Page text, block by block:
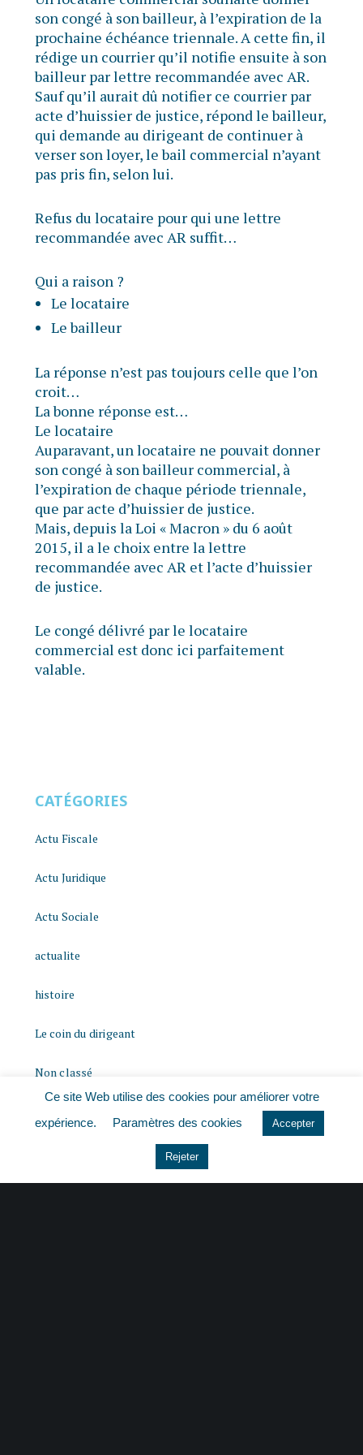
son congé à son bailleur, à l’expiration de la
prochaine échéance triennale. A cette fin, il
rédige un courrier qu’il notifie ensuite à son
bailleur par lettre recommandée avec AR.
Sauf qu’il aurait dû notifier ce courrier par
acte d’huissier de justice, répond le bailleur,
qui demande au dirigeant de continuer à
verser son loyer, le bail commercial n’ayant
pas pris fin, selon lui.
Refus du locataire pour qui une lettre
recommandée avec AR suffit…
Qui a raison ?
Le locataire
Le bailleur
La réponse n’est pas toujours celle que l’on
croit…
La bonne réponse est…
Le locataire
Auparavant, un locataire ne pouvait donner
son congé à son bailleur commercial, à
l’expiration de chaque période triennale,
que par acte d’huissier de justice.
Mais, depuis la Loi « Macron » du 6 août
2015, il a le choix entre la lettre
recommandée avec AR et l’acte d’huissier
de justice.
Le congé délivré par le locataire
commercial est donc ici parfaitement
valable.
CATÉGORIES
Actu Fiscale
Actu Juridique
Actu Sociale
actualite
histoire
Le coin du dirigeant
Non classé
Ce site Web utilise des cookies pour améliorer votre
expérience.
Paramètres des cookies Accepter
Rejeter